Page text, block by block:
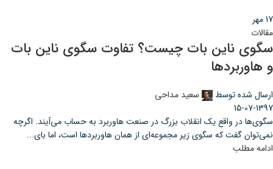
17مهر
مقالات
سگوی ناین بات چیست؟ تفاوت سگوی ناین بات
و هاوربردها
ارسال شده توسط
سعید مداحی
15-07-1397
سگوی‌ها در واقع یک انقلاب بزرگ در صنعت هاوربرد به حساب می‌آیند. اگرچه
نمی‌توان گفت که سگوی زیر مجموعه‌ای از همان هاوربردها است، اما بای...
ادامه مطلب